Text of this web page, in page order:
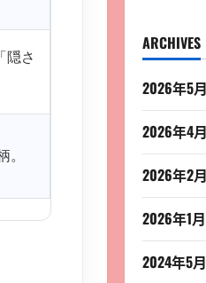
隠さ
。
ARCHIVES
2026年5月
2026年4月
2026年2月
2026年1月
2024年5月